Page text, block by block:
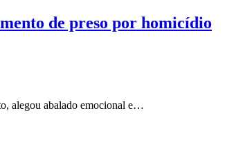
de preso por homicídio
alegou abalado emocional e…